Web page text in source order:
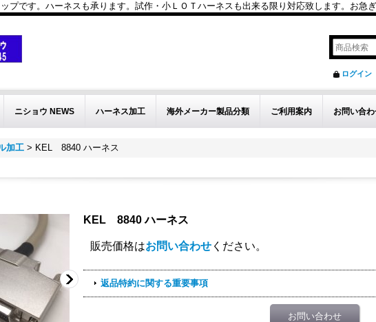
プです。ハーネスも承ります。試作・小ＬＯＴハーネスも出来る限り対応致します。お急
ログイン
ニショウ NEWS ハーネス加工 海外メーカー製品分類 ご利用案内 お問い合
加工 > KEL 8840 ハーネス
KEL 8840 ハーネス
販売価格はお問い合わせ ください。
返品特約に関する重要事項
お問い合わせ